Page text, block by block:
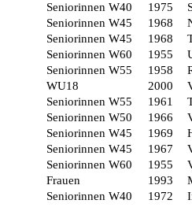
Seniorinnen W40 1975
Seniorinnen W45 1968
Seniorinnen W45 1968
Seniorinnen W60 1955
Seniorinnen W55 1958
WU18 2000
Seniorinnen W55 1961
Seniorinnen W50 1966
Seniorinnen W45 1969
Seniorinnen W45 1967
Seniorinnen W60 1955
Frauen 1993
Seniorinnen W40 1972